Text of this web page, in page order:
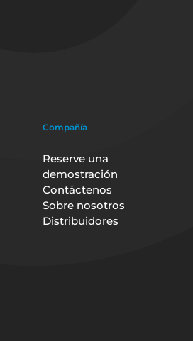
Compañía
Reserve una
demostración
Contáctenos
Sobre nosotros
Distribuidores